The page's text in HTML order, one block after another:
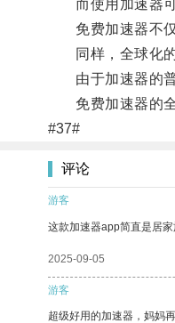
而使用加速器可
免费加速器不仅
同样，全球化的
由于加速器的普
免费加速器的全
#37#
评论
游客
这款加速器app简直是居
2025-09-05
游客
超级好用的加速器，妈妈